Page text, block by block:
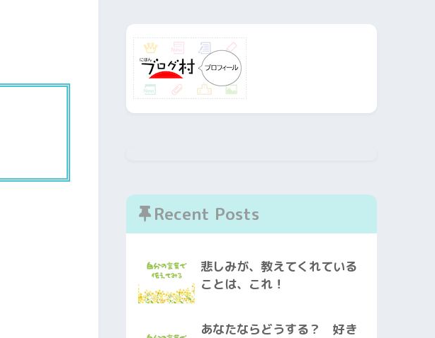
Recent Posts
悲しみが、教えてくれている
ことは、これ！
あなたならどうする？ 好き